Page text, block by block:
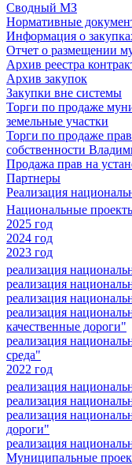
Сводный МЗ
Нормативные
Информация о
Отчет о размещении
Архив реестра
Архив закупок
Закупки вне системы
Торги по продаже
земельные участки
Торги по продаже
собственности
Продажа прав на
Партнеры
Реализация
Национальные
2025 год
2024 год
2023 год
реализация
реализация
реализация
реализация
качественные дороги"
реализация
среда"
2022 год
реализация
реализация
реализация
дороги"
реализация
Муниципальные